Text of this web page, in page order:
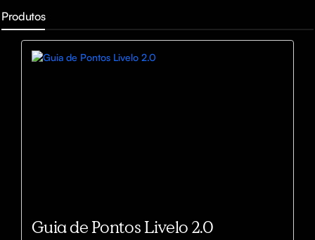
Produtos
Guia de Pontos Livelo 2.0